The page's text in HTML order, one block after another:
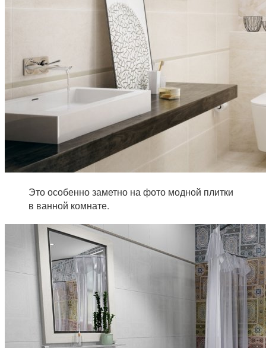
Это особенно заметно на фото модной плитки
в ванной комнате.